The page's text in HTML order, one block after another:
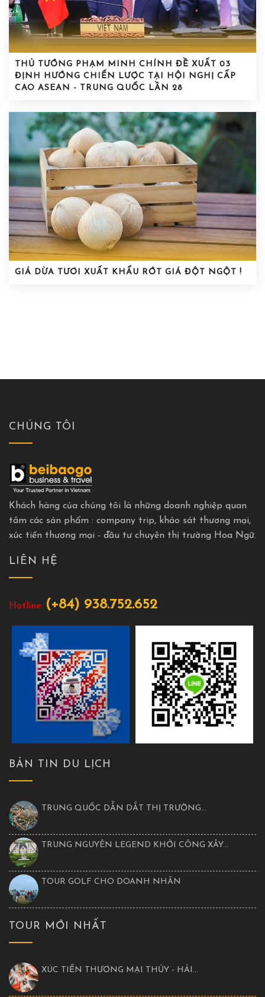
THỦ TƯỚNG PHẠM MINH CHÍNH ĐỀ XUẤT 03
ĐỊNH HƯỚNG CHIẾN LƯỢC TẠI HỘI NGHỊ CẤP
CAO ASEAN - TRUNG QUỐC LẦN 28
GIÁ DỪA TƯƠI XUẤT KHẨU RỚT GIÁ ĐỘT NGỘT !
CHÚNG TÔI
Khách hàng của chúng tôi là những doanh nghiệp quan
tâm các sản phẩm : company trip, khảo sát thương mại,
xúc tiến thương mại - đầu tư chuyên thị trường Hoa Ngữ.
LIÊN HỆ
Hotline: (+84) 938.752.652
BẢN TIN DU LỊCH
TRUNG QUỐC DẪN DẮT THỊ TRƯỜNG...
TRUNG NGUYÊN LEGEND KHỞI CÔNG XÂY...
TOUR GOLF CHO DOANH NHÂN
TOUR MỚI NHẤT
XÚC TIẾN THƯƠNG MẠI THỦY - HẢI...